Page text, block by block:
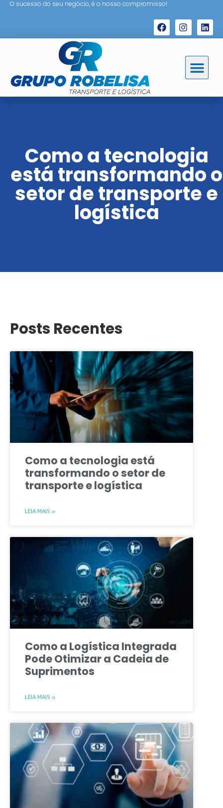
O sucesso do seu negócio, é o nosso compromisso!
Como a tecnologia
está transformando o
setor de transporte e
logística
Posts Recentes
Como a tecnologia está
transformando o setor de
transporte e logística
LEIA MAIS »
Como a Logística Integrada
Pode Otimizar a Cadeia de
Suprimentos
LEIA MAIS »